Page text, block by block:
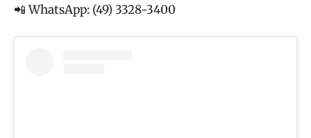
📲 WhatsApp: (49) 3328-3400